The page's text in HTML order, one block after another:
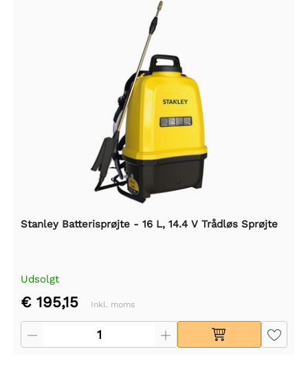
Stanley Batterisprøjte - 16 L, 14.4 V Trådløs Sprøjte
Udsolgt
€ 195,15 Inkl. moms